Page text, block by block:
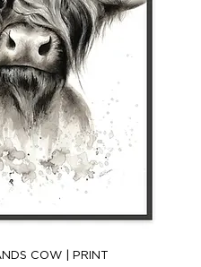
rápida
COW | PRINT